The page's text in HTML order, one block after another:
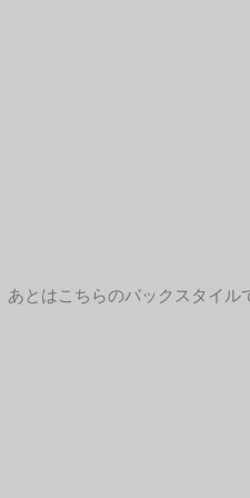
あとはこちらのバックスタイル